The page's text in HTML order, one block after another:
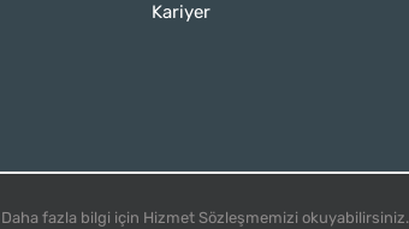
Kariyer
fazla bilgi için Hizmet Sözleşmemizi okuyabilirsiniz.